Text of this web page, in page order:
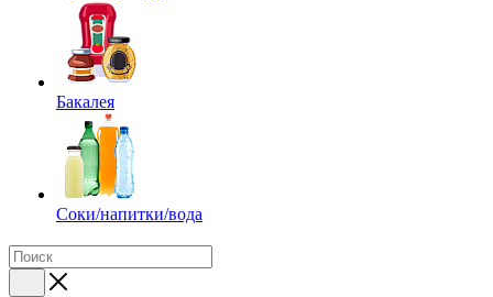
Бакалея
Соки/напитки/вода